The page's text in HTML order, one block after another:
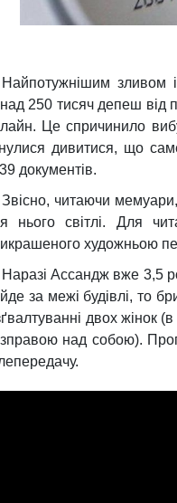
Найпотужнішим зливом
250 тисяч депеш від
Це спричинило
дивитися, що
документів.
Звісно, читаючи
нього світлі. Для
художньою
Наразі Ассандж вже 3,5
за межі будівлі, то
двох жінок
над собою).